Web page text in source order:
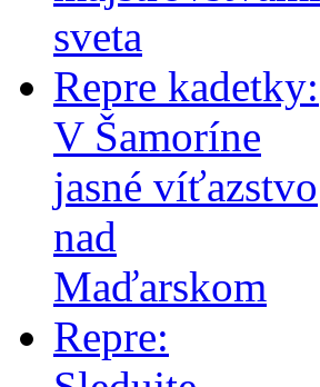
sveta
Repre kadetky:
V Šamoríne
jasné víťazstvo
nad
Maďarskom
Repre: